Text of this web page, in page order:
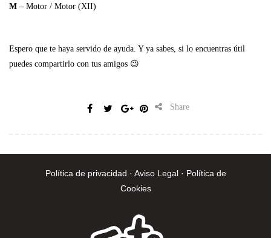
M – Motor / Motor (XII)
Espero que te haya servido de ayuda. Y ya sabes, si lo encuentras útil
puedes compartirlo con tus amigos 😉
Share
Política de privacidad · Aviso Legal · Política de
Cookies